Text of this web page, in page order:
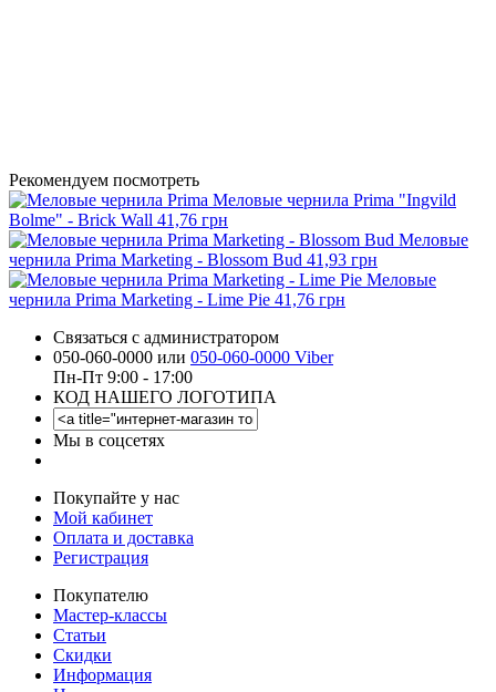
Рекомендуем посмотреть
Меловые чернила Prima "Ingvild
Bolme" - Brick Wall 41,76 грн
Меловые
чернила Prima Marketing - Blossom Bud 41,93 грн
Меловые
чернила Prima Marketing - Lime Pie 41,76 грн
Связаться с администратором
050-060-0000 или 050-060-0000 Viber
Пн-Пт 9:00 - 17:00
КОД НАШЕГО ЛОГОТИПА
Мы в соцсетях
Покупайте у нас
Мой кабинет
Оплата и доставка
Регистрация
Покупателю
Мастер-классы
Статьи
Скидки
Информация